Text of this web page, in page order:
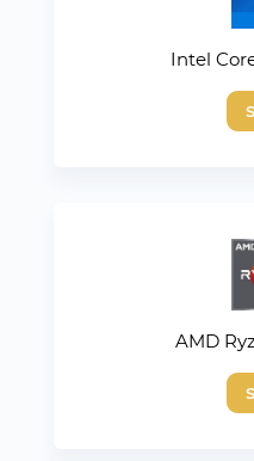
Intel
AMD